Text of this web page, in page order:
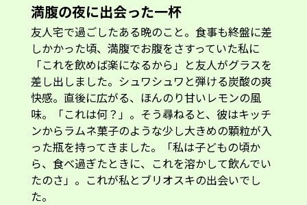
満腹の夜に出会った一杯
友人宅で過ごしたある晩のこと。食事も終盤に差
しかかった頃、満腹でお腹をさすっていた私に
「これを飲めば楽になるから」と友人がグラスを
差し出しました。シュワシュワと弾ける炭酸の爽
快感。直後に広がる、ほんのり甘いレモンの風
味。「これは何？」。そう尋ねると、彼はキッチ
ンからラムネ菓子のような少し大きめの顆粒が入
った瓶を持ってきました。「私は子どもの頃か
ら、食べ過ぎたときに、これを溶かして飲んでい
たのさ」。これが私とブリオスキの出会いでし
た。